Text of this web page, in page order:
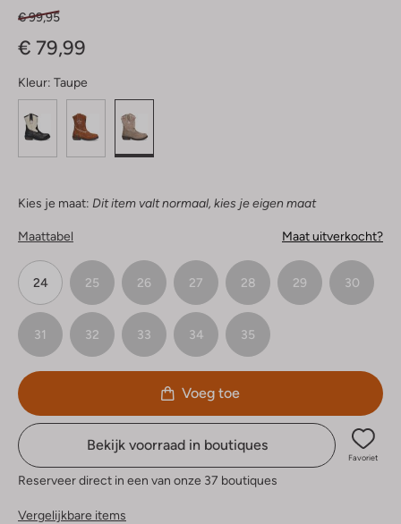
€ 99,95
€ 79,99
Kleur: Taupe
Kies je maat: Dit item valt normaal, kies je eigen maat
Maattabel Maat uitverkocht?
24 25 26 27 28 29 30
31 32 33 34 35
Voeg toe
Bekijk voorraad in boutiques
Favoriet
Reserveer direct in een van onze 37 boutiques
Vergelijkbare items